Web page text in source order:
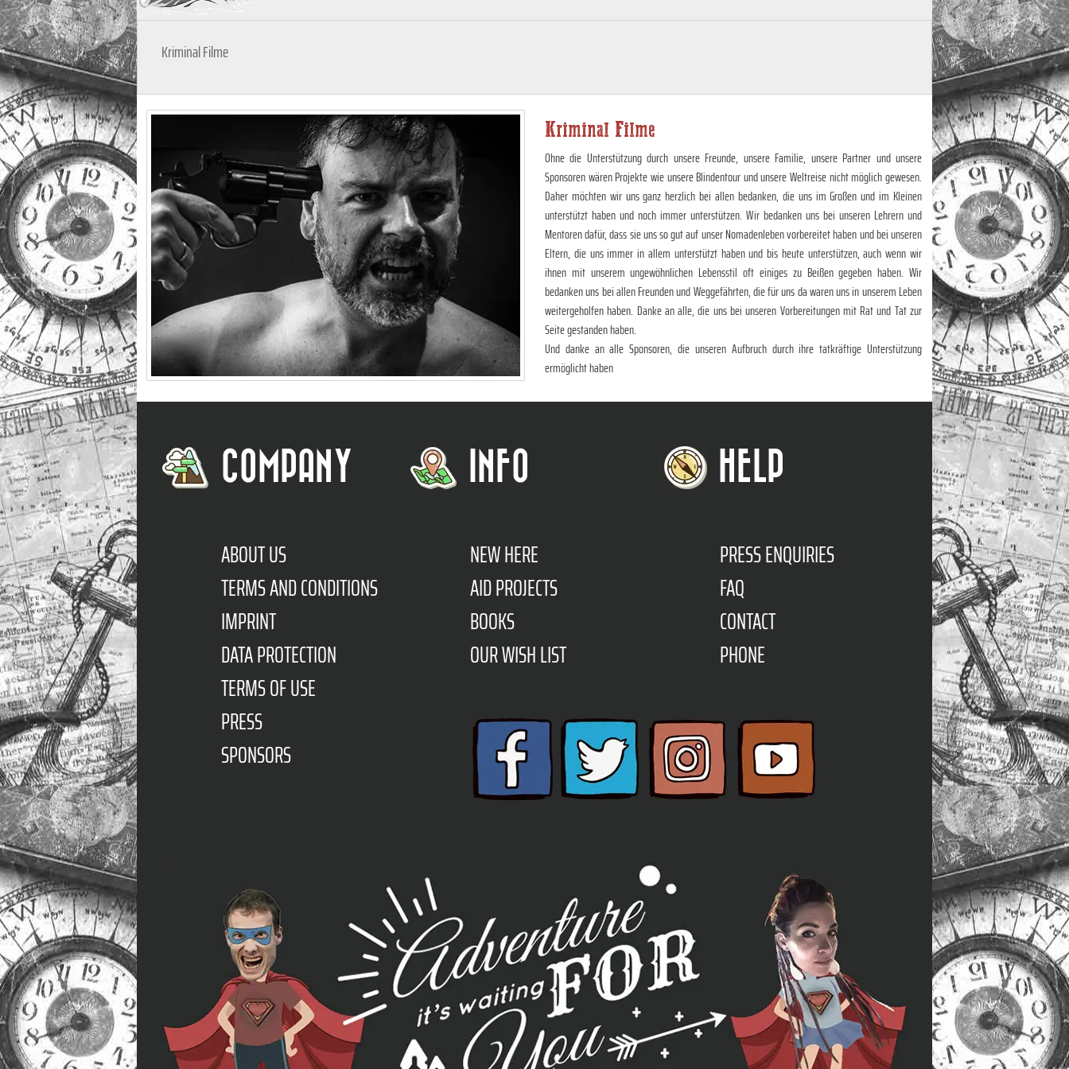
Kriminal Filme
Kriminal Filme
Ohne die Unterstützung durch unsere Freunde, unsere Familie, unsere Partner und unsere
Sponsoren wären Projekte wie unsere Blindentour und unsere Weltreise nicht möglich gewesen.
Daher möchten wir uns ganz herzlich bei allen bedanken, die uns im Großen und im Kleinen
unterstützt haben und noch immer unterstützen. Wir bedanken uns bei unseren Lehrern und
Mentoren dafür, dass sie uns so gut auf unser Nomadenleben vorbereitet haben und bei unseren
Eltern, die uns immer in allem unterstützt haben und bis heute unterstützen, auch wenn wir
ihnen mit unserem ungewöhnlichen Lebensstil oft einiges zu Beißen gegeben haben. Wir
bedanken uns bei allen Freunden und Weggefährten, die für uns da waren uns in unserem Leben
weitergeholfen haben. Danke an alle, die uns bei unseren Vorbereitungen mit Rat und Tat zur
Seite gestanden haben.
Und danke an alle Sponsoren, die unseren Aufbruch durch ihre tatkräftige Unterstützung
ermöglicht haben
COMPANY
ABOUT US
TERMS AND CONDITIONS
IMPRINT
DATA PROTECTION
TERMS OF USE
PRESS
SPONSORS
INFO
NEW HERE
AID PROJECTS
BOOKS
OUR WISH LIST
HELP
PRESS ENQUIRIES
FAQ
CONTACT
PHONE